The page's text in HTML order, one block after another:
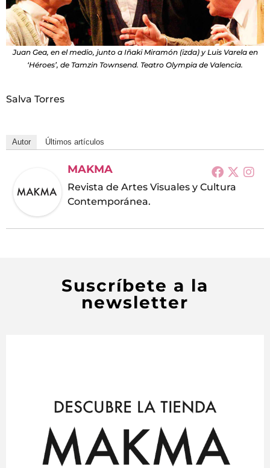
Juan Gea, en el medio, junto a Iñaki Miramón (izda) y Luis Varela en
‘Héroes’, de Tamzin Townsend. Teatro Olympia de Valencia.
Salva Torres
Autor Últimos artículos
MAKMA
Revista de Artes Visuales y Cultura
Contemporánea.
Suscríbete a la
newsletter